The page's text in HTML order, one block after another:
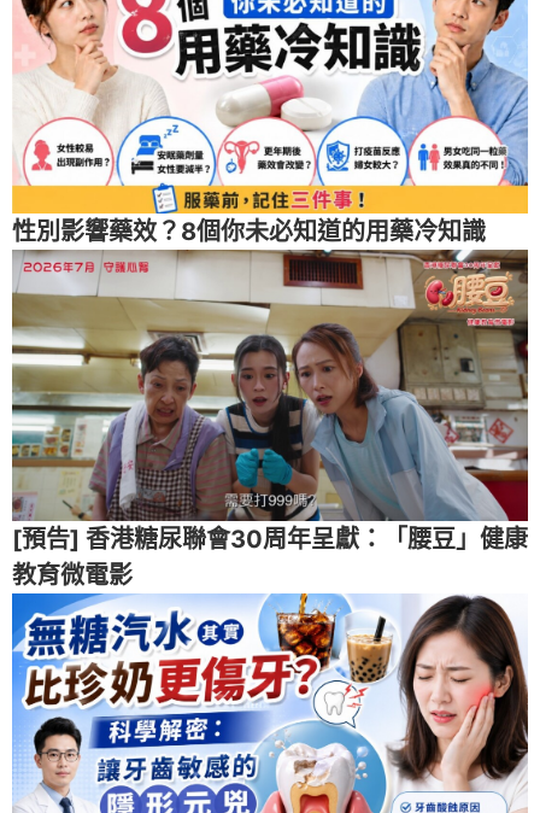
性別影響藥效？8個你未必知道的用藥冷知識
[預告] 香港糖尿聯會30周年呈獻：「腰豆」健康
教育微電影